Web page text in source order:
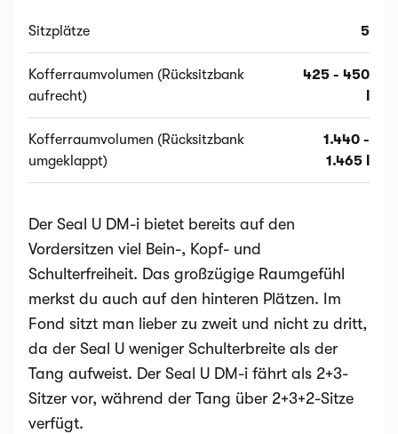
Sitzplätze 5
Kofferraumvolumen (Rücksitzbank
aufrecht)
425 - 450
Kofferraumvolumen (Rücksitzbank
umgeklappt)
1.440 -
1.465 l
Der Seal U DM-i bietet bereits auf den
Vordersitzen viel Bein-, Kopf- und
Schulterfreiheit. Das großzügige Raumgefühl
merkst du auch auf den hinteren Plätzen. Im
Fond sitzt man lieber zu zweit und nicht zu dritt,
da der Seal U weniger Schulterbreite als der
Tang aufweist. Der Seal U DM-i fährt als 2+3-
Sitzer vor, während der Tang über 2+3+2-Sitze
verfügt.